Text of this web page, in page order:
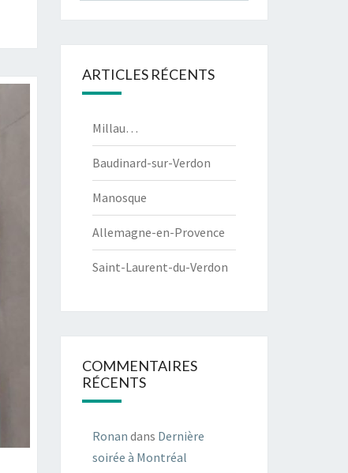
ARTICLES RÉCENTS
Millau…
Baudinard-sur-Verdon
Manosque
Allemagne-en-Provence
Saint-Laurent-du-Verdon
COMMENTAIRES
RÉCENTS
Ronan dans Dernière
soirée à Montréal